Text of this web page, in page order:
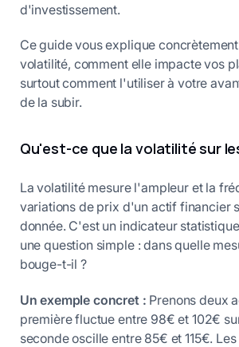
d'investissement.
Ce guide vous explique
volatilité, comment elle impacte vos
surtout comment l'utiliser à votre
de la subir.
Qu'est-ce que la volatilité sur
La volatilité mesure l'ampleur et la
variations de prix d'un actif financier
donnée. C'est un indicateur
une question simple : dans quelle
bouge-t-il ?
Un exemple concret : Prenons deux
première fluctue entre 98€ et 102€
seconde oscille entre 85€ et 115€.